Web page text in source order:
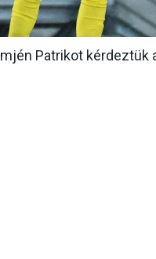
Patrikot